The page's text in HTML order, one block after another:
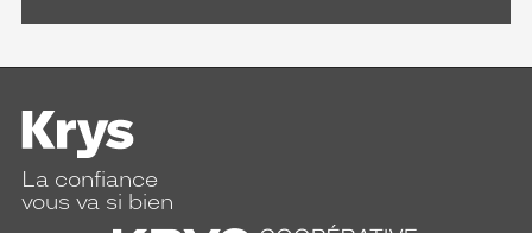
La confiance
vous va si bien